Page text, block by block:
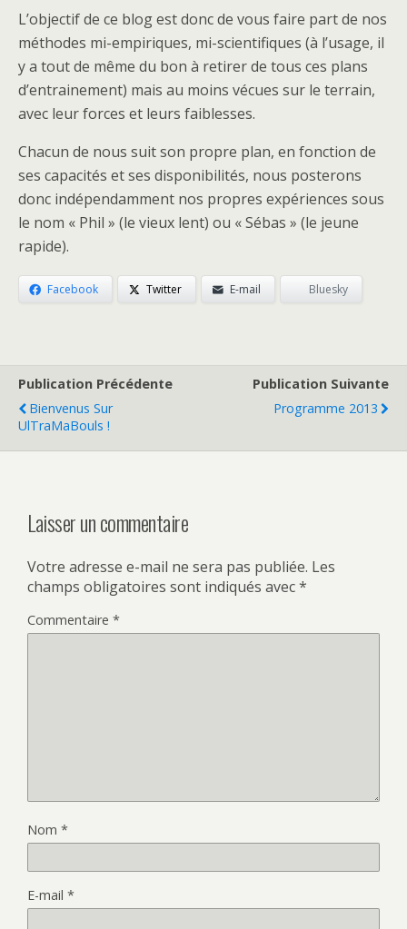
L’objectif de ce blog est donc de vous faire part de nos
méthodes mi-empiriques, mi-scientifiques (à l’usage, il
y a tout de même du bon à retirer de tous ces plans
d’entrainement) mais au moins vécues sur le terrain,
avec leur forces et leurs faiblesses.
Chacun de nous suit son propre plan, en fonction de
ses capacités et ses disponibilités, nous posterons
donc indépendamment nos propres expériences sous
le nom « Phil » (le vieux lent) ou « Sébas » (le jeune
rapide).
Facebook Twitter E-mail Bluesky
Publication Précédente
Bienvenus Sur
UlTraMaBouls !
Publication Suivante
Programme 2013
Laisser un commentaire
Votre adresse e-mail ne sera pas publiée. Les
champs obligatoires sont indiqués avec*
Commentaire *
Nom *
E-mail *